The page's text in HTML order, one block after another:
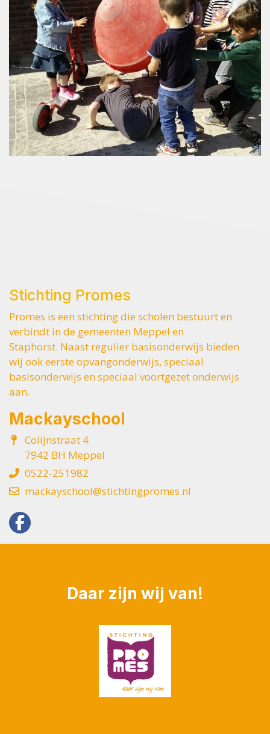
Stichting Promes
Promes is een stichting die scholen bestuurt en
verbindt in de gemeenten Meppel en
Staphorst. Naast regulier basisonderwijs bieden
wij ook eerste opvangonderwijs, speciaal
basisonderwijs en speciaal voortgezet onderwijs
aan.
Mackayschool
Colijnstraat 4
7942 BH Meppel
0522-251982
mackayschool@stichtingpromes.nl
Daar zijn wij van!